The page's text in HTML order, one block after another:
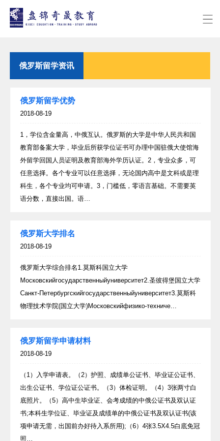
俄罗斯留学资讯
俄罗斯留学优势
2018-08-19
1，学位含金量高，中俄互认。俄罗斯的大学是中华人民共和国
教育部备案大学，毕业后所获学位证书可办理中国驻俄大使馆海
外留学回国人员证明及教育部海外学历认证。2，专业众多，可
任意选择。各个专业可以任意选择，无论国内高中是文科或是理
科生，各个专业均可申请。3，门槛低，零语言基础。不需要英
语分数，直接出国。语…
俄罗斯大学排名
2018-08-19
俄罗斯大学综合排名1.莫斯科国立大学
Московскийгосударственныйуниверситет2.圣彼得堡国立大学
Санкт-Петербургскийгосударственныйуниверситет3.莫斯科
物理技术学院(国立大学)Московскийфизико-техниче…
俄罗斯留学申请材料
2018-08-19
（1）入学申请表。（2）护照、成绩单公证书、毕业证公证书、
出生公证书、学位证公证书。（3）体检证明。（4）3张两寸白
底照片。（5）高中生毕业证、会考成绩的中俄公证书及双认证
书;本科生学位证、毕业证及成绩单的中俄公证书及双认证书(该
项申请无需，出国前办好待入系所用);（6）4张3.5X4.5白底免冠
照…